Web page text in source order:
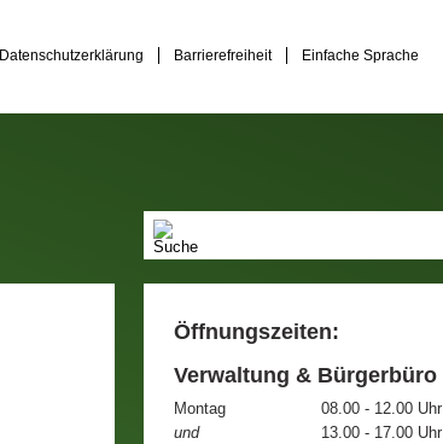
Datenschutzerklärung Barrierefreiheit Einfache Sprache
Öffnungszeiten:
Verwaltung & Bürgerbüro
Montag
08.00 - 12.00 Uhr
und
13.00 - 17.00 Uhr